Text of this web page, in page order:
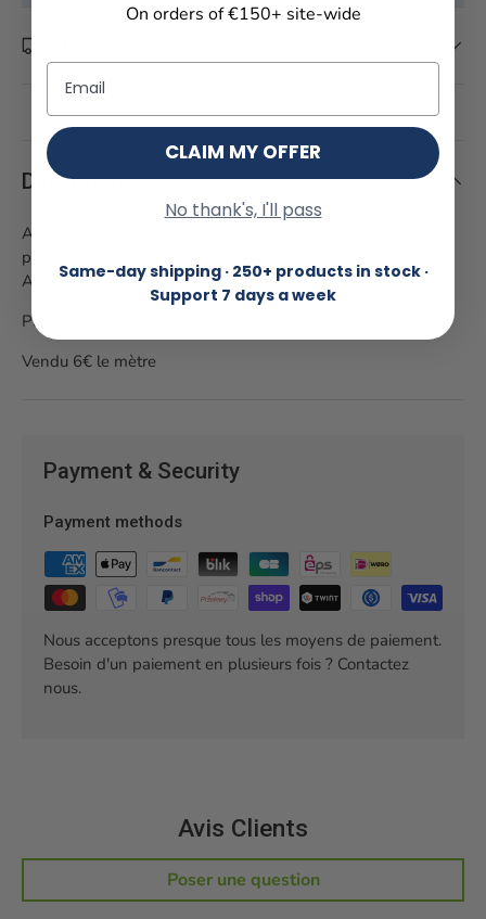
Description
Autocollant ripstop (spi) au mètre. Parfait pour réparer les
petites déchirures sur le tissu parapente.
A coller de préférence depuis l'intérieur des caissons.
Plusieurs couleurs disponibles.
Vendu 6€ le mètre
Payment & Security
Payment methods
Nous acceptons presque tous les moyens de paiement.
Besoin d'un paiement en plusieurs fois ? Contactez
nous.
Avis Clients
Poser une question
On orders of €150+ site-wide
Email
CLAIM MY OFFER
No thank's, I'll pass
Same-day shipping · 250+ products in stock ·
Support 7 days a week